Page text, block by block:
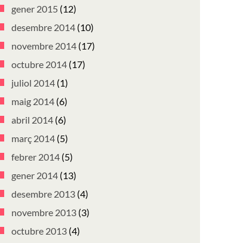
gener 2015 (12)
desembre 2014 (10)
novembre 2014 (17)
octubre 2014 (17)
juliol 2014 (1)
maig 2014 (6)
abril 2014 (6)
març 2014 (5)
febrer 2014 (5)
gener 2014 (13)
desembre 2013 (4)
novembre 2013 (3)
octubre 2013 (4)